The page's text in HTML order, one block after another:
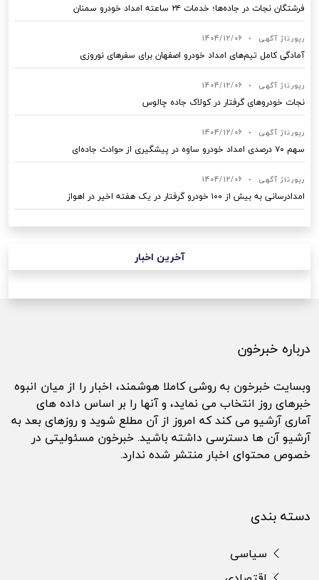
فرشتگان نجات در جاده‌ها؛ خدمات ۲۴ ساعته امداد خودرو سمنان
رپورتاژ آگهی •
1404/12/06
آمادگی کامل تیم‌های امداد خودرو اصفهان برای سفرهای نوروزی
رپورتاژ آگهی •
1404/12/06
نجات خودروهای گرفتار در کولاک جاده چالوس
رپورتاژ آگهی •
1404/12/06
سهم ۷۰ درصدی امداد خودرو ساوه در پیشگیری از حوادث جاده‌ای
رپورتاژ آگهی •
1404/12/06
امدادرسانی به بیش از ۱۰۰ خودرو گرفتار در یک هفته اخیر در اهواز
آخرین اخبار
درباره خبرخون
وبسایت خبرخون به روشی کاملا هوشمند، اخبار را از میان انبوه
خبرهای روز انتخاب می نماید، و آنها را بر اساس داده های
آماری آرشیو می کند که امروز از آن مطلع شوید و روزهای بعد به
آرشیو آن ها دسترسی داشته باشید. خبرخون مسئولیتی در
خصوص محتوای اخبار منتشر شده ندارد.
دسته بندی
سیاسی